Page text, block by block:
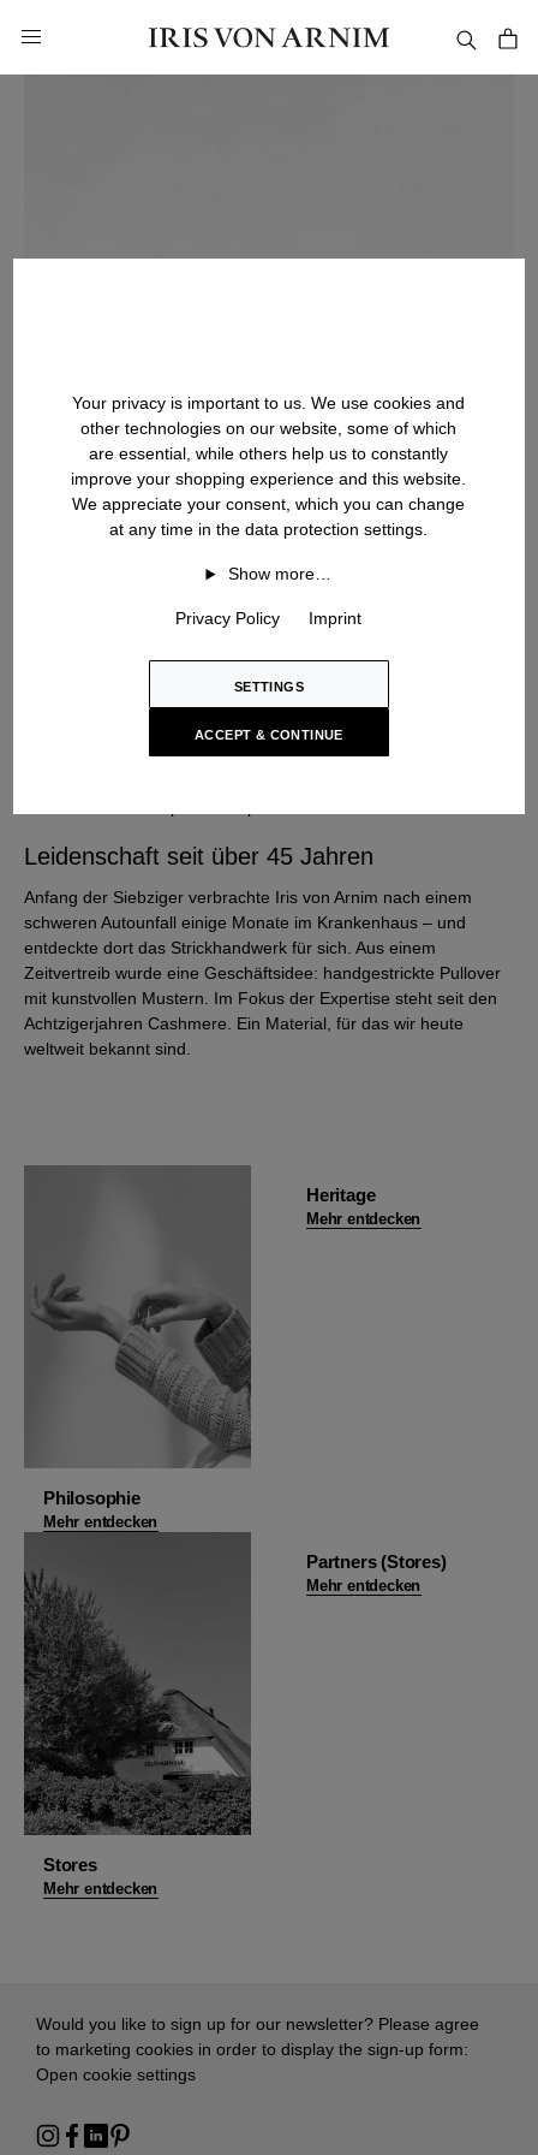
Leidenschaft seit über 45 Jahren
Anfang der Siebziger verbrachte Iris von Arnim nach einem
schweren Autounfall einige Monate im Krankenhaus – und
entdeckte dort das Strickhandwerk für sich. Aus einem
Zeitvertreib wurde eine Geschäftsidee: handgestrickte Pullover
mit kunstvollen Mustern. Im Fokus der Expertise steht seit den
Achtzigerjahren Cashmere. Ein Material, für das wir heute
weltweit bekannt sind.
Philosophie
Mehr entdecken
Heritage
Mehr entdecken
Stores
Mehr entdecken
Partners (Stores)
Mehr entdecken
Would you like to sign up for our newsletter? Please agree
to marketing cookies in order to display the sign-up form:
Open cookie settings
Your privacy is important to us. We use cookies and
other technologies on our website, some of which
are essential, while others help us to constantly
improve your shopping experience and this website.
We appreciate your consent, which you can change
at any time in the data protection settings.
Show more…
Privacy Policy Imprint
SETTINGS
ACCEPT & CONTINUE